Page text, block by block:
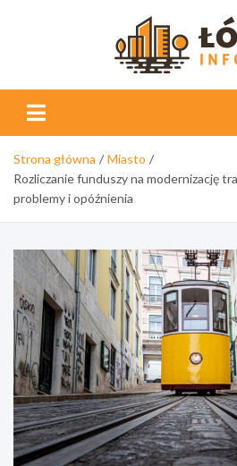
Strona główna
Miasto
Rozliczanie funduszy na modernizację
problemy i opóźnienia